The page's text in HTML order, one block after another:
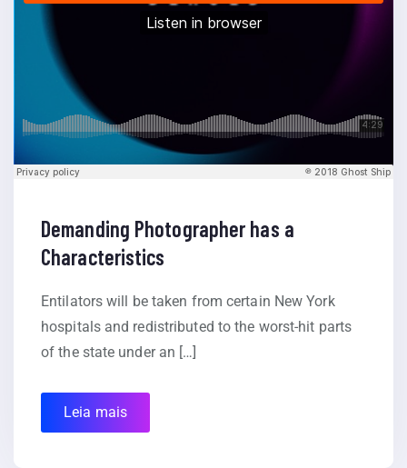
Demanding Photographer has a
Characteristics
Entilators will be taken from certain New York
hospitals and redistributed to the worst-hit parts
of the state under an […]
Leia mais